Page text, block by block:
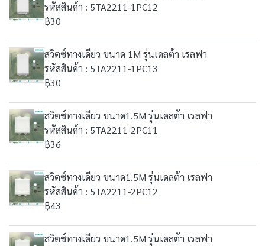
รหัสสินค้า : 5TA2211-1PC12
฿30
สวิตซ์ทางเดียว ขนาด 1M รุ่นเดลต้า เรลฟา
รหัสสินค้า : 5TA2211-1PC13
฿30
สวิตซ์ทางเดียว ขนาด1.5M รุ่นเดลต้า เรลฟา
รหัสสินค้า : 5TA2211-2PC11
฿36
สวิตซ์ทางเดียว ขนาด1.5M รุ่นเดลต้า เรลฟา
รหัสสินค้า : 5TA2211-2PC12
฿43
สวิตซ์ทางเดียว ขนาด1.5M รุ่นเดลต้า เรลฟา